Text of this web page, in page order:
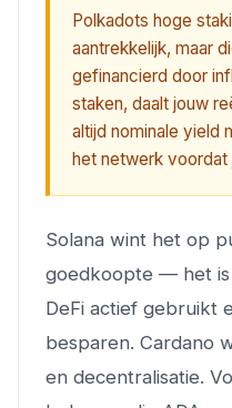
Polkadots hoge
aantrekkelijk, maar
gefinancierd door
staken, daalt jouw
altijd nominale yield
het netwerk
Solana wint het op
goedkoopte — het
DeFi actief gebruikt
besparen. Cardano
en decentralisatie.